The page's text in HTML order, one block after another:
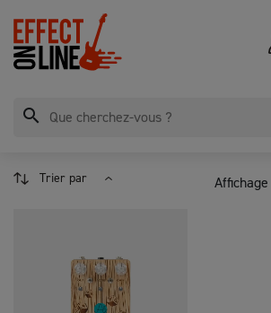
search
Trier par